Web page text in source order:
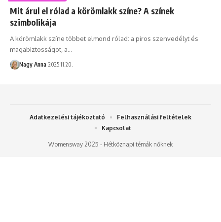
Mit árul el rólad a körömlakk színe? A színek
szimbolikája
A körömlakk színe többet elmond rólad: a piros szenvedélyt és
magabiztosságot, a…
Nagy Anna 2025.11.20.
Womensway 2025 - Hétköznapi témák nőknek
Adatkezelési tájékoztató
Felhasználási feltételek
Kapcsolat